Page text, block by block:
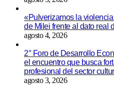
«Pulverizamos la
de Milei frente al dato real
agosto 4, 2026
2° Foro de Desarrollo
el encuentro que busca
profesional del sector
agosto 3, 2026